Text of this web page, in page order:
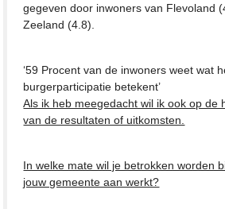
gegeven door inwoners van Flevoland
Zeeland (4.8).
‘59 Procent van de inwoners weet wat
burgerparticipatie betekent’
Als ik heb meegedacht wil ik ook op de
van de resultaten of uitkomsten.
In welke mate wil je betrokken worden
jouw gemeente aan werkt?